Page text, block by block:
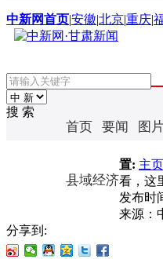
中新网首页|安徽|北京|重庆|
搜 索
首页 要闻 图
县域经济
置: 主页
看，这
发布时
来源：
分享到: